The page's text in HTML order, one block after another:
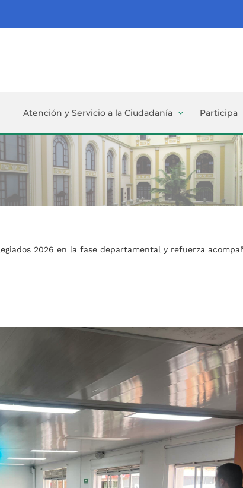
Atención y Servicio a la Ciudadanía Participa
2026 en la fase departamental y refuerza